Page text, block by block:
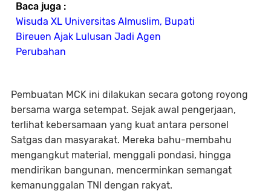
Baca juga :
Wisuda XL Universitas Almuslim, Bupati
Bireuen Ajak Lulusan Jadi Agen
Perubahan
Pembuatan MCK ini dilakukan secara gotong royong
bersama warga setempat. Sejak awal pengerjaan,
terlihat kebersamaan yang kuat antara personel
Satgas dan masyarakat. Mereka bahu-membahu
mengangkut material, menggali pondasi, hingga
mendirikan bangunan, mencerminkan semangat
kemanunggalan TNI dengan rakyat.